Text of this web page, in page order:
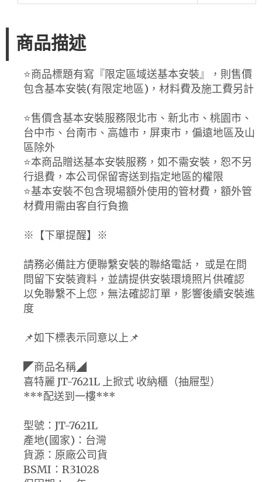
商品描述
⭐️商品標題有寫『限定區域送基本安裝』，則售價
包含基本安裝(有限定地區)，材料費及施工費另計
⭐️售價含基本安裝服務限北市、新北市、桃園市、
台中市、台南市、高雄市，屏東市，偏遠地區及山
區除外
⭐️本商品贈送基本安裝服務，如不需安裝，恕不另
行退費，本公司保留寄送到指定地區的權限
⭐️基本安裝不包含現場額外使用的管材費，額外管
材費用需由客自行負擔
※【下單提醒】※
請務必備註方便聯繫安裝的聯絡電話， 或是在問
問留下安裝資料，並請提供安裝環境照片供確認
以免聯繫不上您，無法確認訂單，影響後續安裝進
度
📌如下標表示同意以上📌
◤商品名稱◢
喜特麗 JT-7621L 上掀式 收納櫃（抽屜型）
***配送到一樓***
型號：JT-7621L
產地(國家)：台灣
貨源：原廠公司貨
BSMI：R31028